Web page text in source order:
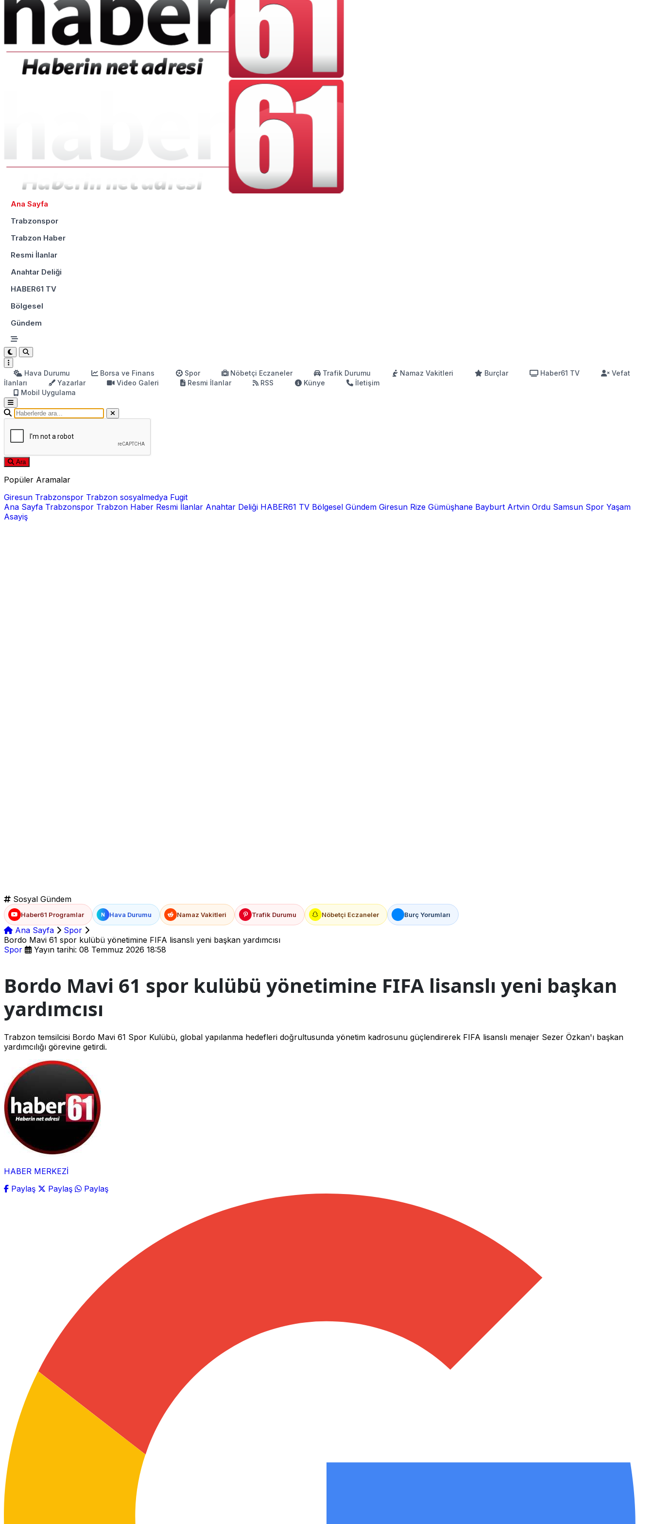
Ana Sayfa
Trabzonspor
Trabzon Haber
Resmi İlanlar
Anahtar Deliği
HABER61 TV
Bölgesel
Gündem
Hava Durumu Borsa ve Finans Spor Nöbetçi Eczaneler Trafik Durumu Namaz Vakitleri Burçlar Haber61 TV
Vefat
İlanları
Yazarlar Video Galeri Resmi İlanlar RSS Künye
İletişim
Mobil Uygulama
Ara
Popüler Aramalar
Giresun Trabzonspor Trabzon sosyalmedya Fugit
Ana Sayfa Trabzonspor Trabzon Haber Resmi İlanlar Anahtar Deliği HABER61 TV Bölgesel Gündem Giresun Rize Gümüşhane Bayburt Artvin Ordu Samsun Spor Yaşam
Asayiş
Sosyal Gündem
Haber61 Programlar N Hava Durumu Namaz Vakitleri Trafik Durumu Nöbetçi Eczaneler Burç Yorumları
Ana Sayfa
Spor
Bordo Mavi 61 spor kulübü yönetimine FIFA lisanslı yeni başkan yardımcısı
Spor
Yayın tarihi: 08 Temmuz 2026 18:58
Bordo Mavi 61 spor kulübü yönetimine FIFA lisanslı yeni başkan
yardımcısı
Trabzon temsilcisi Bordo Mavi 61 Spor Kulübü, global yapılanma hedefleri doğrultusunda yönetim kadrosunu güçlendirerek FIFA lisanslı menajer Sezer Özkan'ı başkan
yardımcılığı görevine getirdi.
HABER MERKEZİ
Paylaş
Paylaş Paylaş